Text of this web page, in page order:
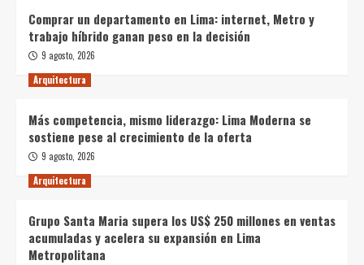
Comprar un departamento en Lima: internet, Metro y
trabajo híbrido ganan peso en la decisión
9 agosto, 2026
Arquitectura
Más competencia, mismo liderazgo: Lima Moderna se
sostiene pese al crecimiento de la oferta
9 agosto, 2026
Arquitectura
Grupo Santa Maria supera los US$ 250 millones en ventas
acumuladas y acelera su expansión en Lima
Metropolitana